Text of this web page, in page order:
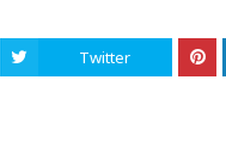
Twitter